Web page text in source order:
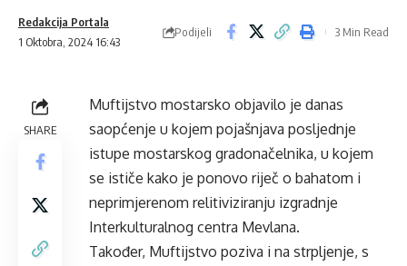
1 Oktobra, 2024 16:43
Redakcija Portala
Podijeli 3 Min Read
SHARE
Muftijstvo mostarsko objavilo je danas
saopćenje u kojem pojašnjava posljednje
istupe mostarskog gradonačelnika, u kojem
se ističe kako je ponovo riječ o bahatom i
neprimjerenom relitiviziranju izgradnje
Interkulturalnog centra Mevlana.
Također, Muftijstvo poziva i na strpljenje, s